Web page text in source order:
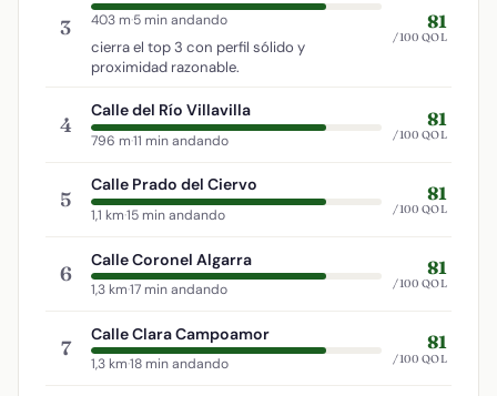
3 403 m·5 min andando
cierra el top 3 con perfil sólido y
proximidad razonable.
81
/100 QOL
4
Calle del Río Villavilla
796 m·11 min andando
81
/100 QOL
5
Calle Prado del Ciervo
1,1 km·15 min andando
81
/100 QOL
6
Calle Coronel Algarra
1,3 km·17 min andando
81
/100 QOL
7
Calle Clara Campoamor
1,3 km·18 min andando
81
/100 QOL